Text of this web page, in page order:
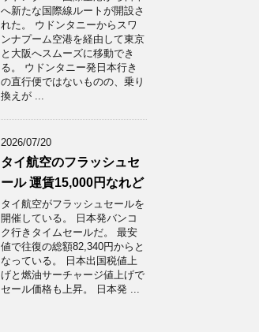
へ新たな国際線ルートが開設さ
れた。 ウドンタニーからスワ
ンナプーム空港を経由して東京
と大阪へスムーズに移動でき
る。 ウドンタニー発日本行き
の直行便ではないものの、乗り
換えが ...
2026/07/20
タイ航空のフラッシュセ
ール 運賃15,000円なれど
タイ航空がフラッシュセールを
開催している。 日本発バンコ
ク行きタイムセールだ。 最安
値で往復の総額82,340円からと
なっている。 日本出国税値上
げと燃油サーチャージ値上げで
セール価格も上昇。 日本発 ...